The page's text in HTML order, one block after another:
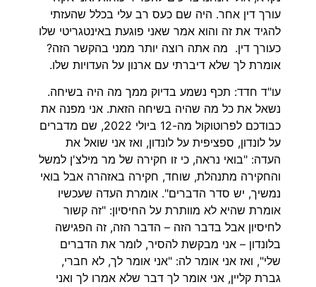
עורך דין אחר. היה שם כעס רב עלי בכלל שהעזתי
להגיד את זה והוא אמר שאני פוגעת באינטגריטי שלו
כעורך דין. מה אתה רוצה יותר ממני בהקשר הזה?
אומרת לך שלא דיברתי עם ארנון על העדויות שלו.
עו"ד חדד: תכף נשמע בדיוק ממך מה היה בשיחה.
נשאל את כל מה שהיה בשיחה הזאת. אני מפנה את
כבודכם לפרוטוקול מה-12 ביולי 2022, שם מדברים
על לונדון, ספציפית על לונדון, ואז אני שואל את
העדה: "בואי נראה, כי זו חקירה של מר מילצ'ן למשל
והחקירה מתנהלת, שוחד, חקירה באזהרה אבל בואי
נמשיך, יש סדר הדברים". אומרת העדה שעכשיו
אומרת שהיא לא מוותרת על החיסיון: "זה קשור
לחיסיון אבל בדבר הזה – הדבר הזה, זה הפגישה
בלונדון – אני מבקשת להסיר, לומר את הדברים
שלי", ואז אני אומר לה: "אני אומר לך, לא חברי,
גברת קליין, אני אומר לך דבר שלא אמרו לך ואני